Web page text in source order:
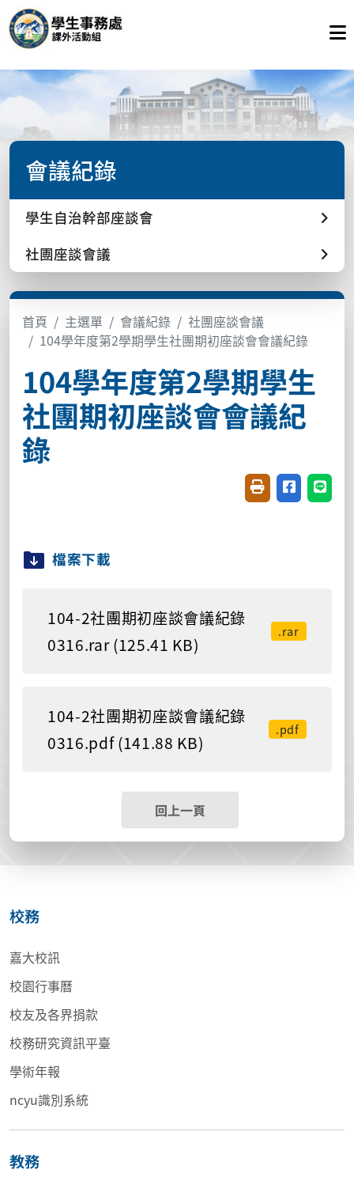
會議紀錄
學生自治幹部座談會
社團座談會議
首頁 主選單 會議紀錄
社團座談會議
104學年度第2學期學生社團期初座談會會議紀錄
104學年度第2學期學生
社團期初座談會會議紀
錄
友善列印(開新視
分享至臉書
分享
檔案下載
104-2社團期初座談會議紀錄
0316.rar (125.41 KB)
.rar
104-2社團期初座談會議紀錄
0316.pdf (141.88 KB)
.pdf
回上一頁
校務
嘉大校訊
校園行事曆
校友及各界捐款
校務研究資訊平臺
學術年報
ncyu識別系統
教務